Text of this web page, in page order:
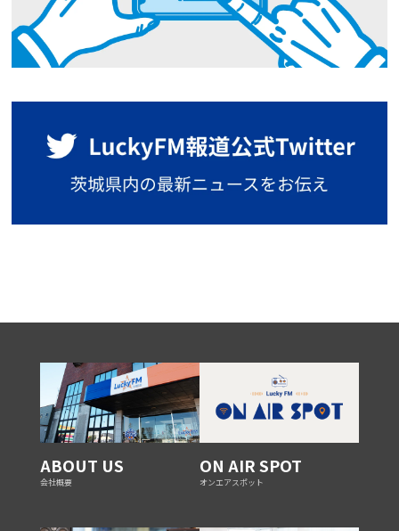
ABOUT US
会社概要
ON AIR SPOT
オンエアスポット